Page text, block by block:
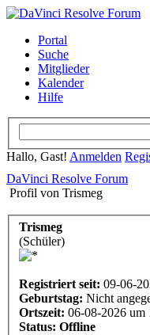
Portal
Suche
Mitglieder
Kalender
Hilfe
Hallo, Gast! Anmelden
DaVinci Resolve Forum
Profil von Trismeg
Trismeg
(Schüler)
Registriert seit: 09-06-
Geburtstag: Nicht
Ortszeit: 06-08-2026 um
Status: Offline